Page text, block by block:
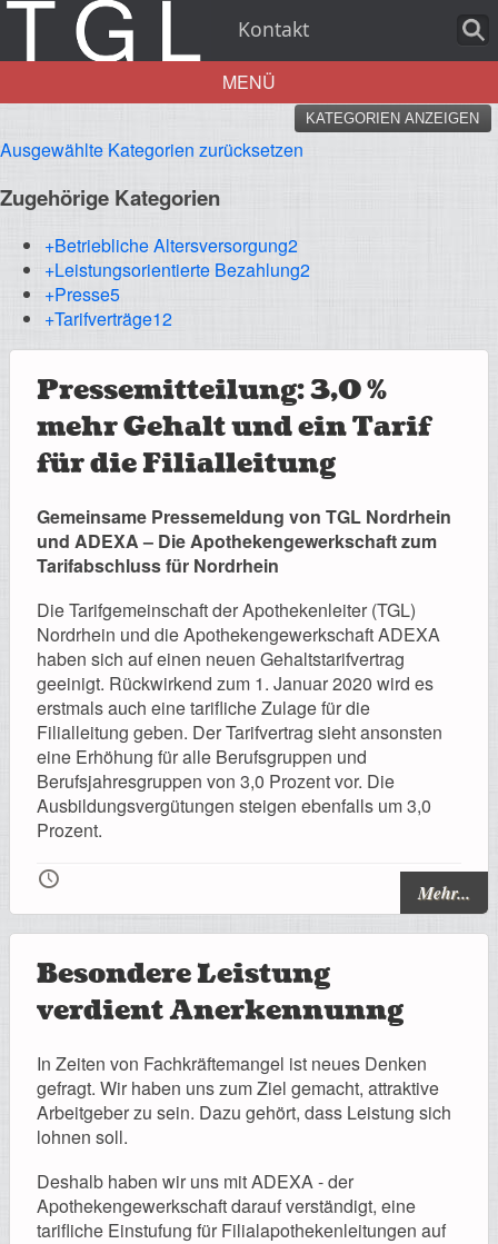
Kontakt
Aktuelles
Über uns
Leistungen
Registrierung
Impressionen
Hilfe
MENÜ
KATEGORIEN ANZEIGEN
Ausgewählte Kategorien zurücksetzen
Zugehörige Kategorien
+Betriebliche Altersversorgung2
+Leistungsorientierte Bezahlung2
+Presse5
+Tarifverträge12
Pressemitteilung: 3,0 %
mehr Gehalt und ein Tarif
für die Filialleitung
Gemeinsame Pressemeldung von TGL Nordrhein
und ADEXA – Die Apothekengewerkschaft zum
Tarifabschluss für Nordrhein
Die Tarifgemeinschaft der Apothekenleiter (TGL)
Nordrhein und die Apothekengewerkschaft ADEXA
haben sich auf einen neuen Gehaltstarifvertrag
geeinigt. Rückwirkend zum 1. Januar 2020 wird es
erstmals auch eine tarifliche Zulage für die
Filialleitung geben. Der Tarifvertrag sieht ansonsten
eine Erhöhung für alle Berufsgruppen und
Berufsjahresgruppen von 3,0 Prozent vor. Die
Ausbildungsvergütungen steigen ebenfalls um 3,0
Prozent.
🕔 Mehr...
Besondere Leistung
verdient Anerkennunng
In Zeiten von Fachkräftemangel ist neues Denken
gefragt. Wir haben uns zum Ziel gemacht, attraktive
Arbeitgeber zu sein. Dazu gehört, dass Leistung sich
lohnen soll.
Deshalb haben wir uns mit ADEXA - der
Apothekengewerkschaft darauf verständigt, eine
tarifliche Einstufung für Filialapothekenleitungen auf